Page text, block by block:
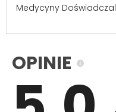
Medycyny
OPINIE